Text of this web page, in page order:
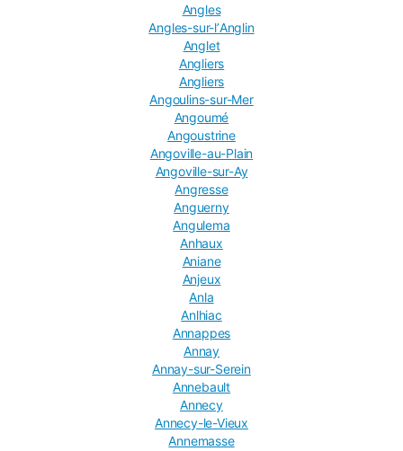
Angles
Angles-sur-lʼAnglin
Anglet
Angliers
Angliers
Angoulins-sur-Mer
Angoumé
Angoustrine
Angoville-au-Plain
Angoville-sur-Ay
Angresse
Anguerny
Angulema
Anhaux
Aniane
Anjeux
Anla
Anlhiac
Annappes
Annay
Annay-sur-Serein
Annebault
Annecy
Annecy-le-Vieux
Annemasse